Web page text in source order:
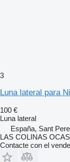
3
Luna lateral para
100 €
Luna lateral
España, Sant
LAS COLINAS
Contacte con el